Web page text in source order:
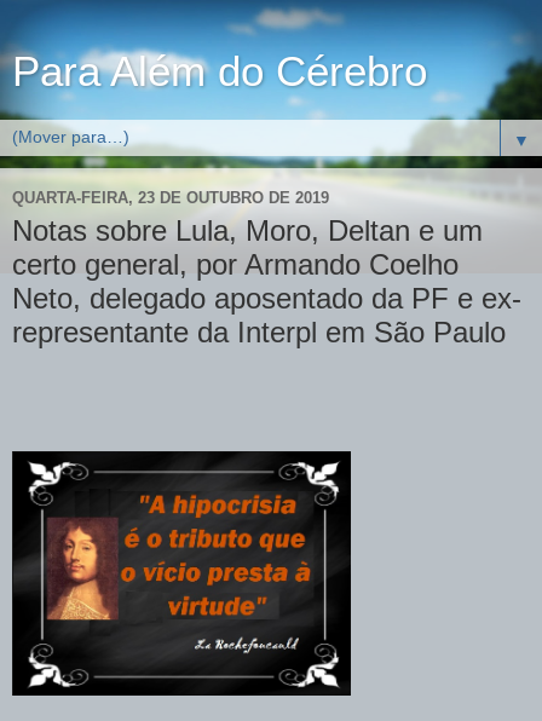
Para Além do Cérebro
▼
QUARTA-FEIRA, 23 DE OUTUBRO DE 2019
Notas sobre Lula, Moro, Deltan e um
certo general, por Armando Coelho
Neto, delegado aposentado da PF e ex-
representante da Interpl em São Paulo